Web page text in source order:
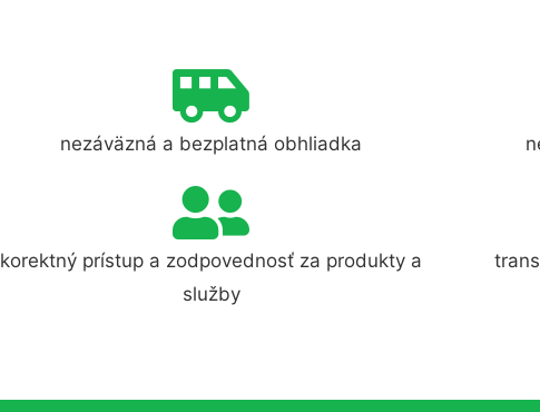
nezáväzná a bezplatná obhliadka
korektný prístup a zodpovednosť za produkty a
služby